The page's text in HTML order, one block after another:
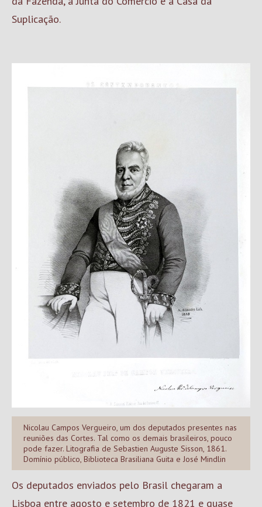
Suplicação.
Nicolau Campos Vergueiro, um dos deputados presentes nas
reuniões das Cortes. Tal como os demais brasileiros, pouco
pode fazer. Litografia de Sebastien Auguste Sisson, 1861.
Domínio público, Biblioteca Brasiliana Guita e José Mindlin
Os deputados enviados pelo Brasil chegaram a
Lisboa entre agosto e setembro de 1821 e quase